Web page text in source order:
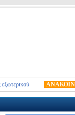
ΑΝΑΚΟΙΝΩΣΗ: